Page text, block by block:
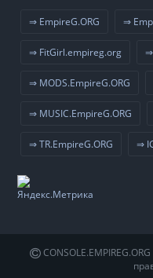
⇒ EmpireG.ORG ⇒
⇒ FitGirl.empireg.org ⇒
⇒ MODS.EmpireG.ORG
⇒ MUSIC.EmpireG.ORG
⇒ TR.EmpireG.ORG ⇒